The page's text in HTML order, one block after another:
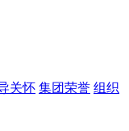
关怀 集团荣誉 组织